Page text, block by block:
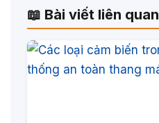
📖 Bài viết liên quan